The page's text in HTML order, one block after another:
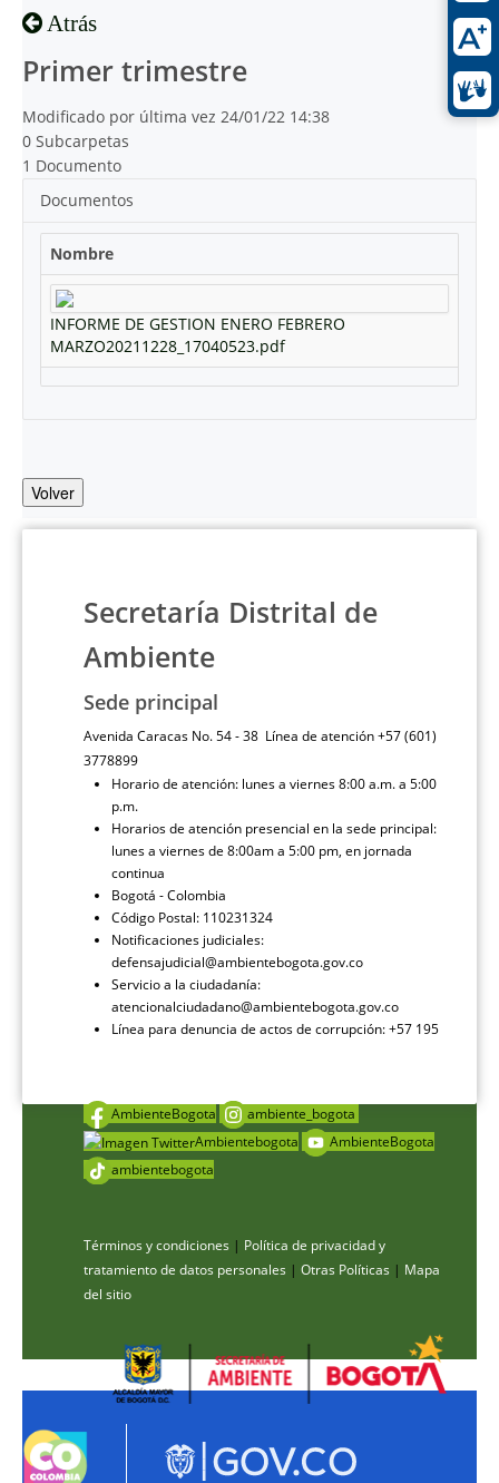
Atrás
Primer trimestre
Modificado por última vez 24/01/22 14:38
0 Subcarpetas
1 Documento
Documentos
Nombre
INFORME DE GESTION ENERO FEBRERO
MARZO20211228_17040523.pdf
Volver
Secretaría Distrital de
Ambiente
Sede principal
Avenida Caracas No. 54 - 38 Línea de atención +57 (601)
3778899
Horario de atención: lunes a viernes 8:00 a.m. a 5:00
p.m.
Horarios de atención presencial en la sede principal:
lunes a viernes de 8:00am a 5:00 pm, en jornada
continua
Bogotá - Colombia
Código Postal: 110231324
Notificaciones judiciales:
defensajudicial@ambientebogota.gov.co
Servicio a la ciudadanía:
atencionalciudadano@ambientebogota.gov.co
Línea para denuncia de actos de corrupción: +57 195
AmbienteBogota
ambiente_bogota
Ambientebogota
AmbienteBogota
ambientebogota
Términos y condiciones | Política de privacidad y
tratamiento de datos personales | Otras Políticas | Mapa
del sitio